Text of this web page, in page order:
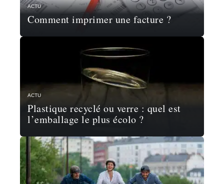
ACTU
Comment imprimer une facture ?
ACTU
Plastique recyclé ou verre : quel est
l’emballage le plus écolo ?